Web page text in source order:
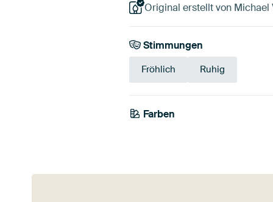
Original erstellt von Michael
Stimmungen
Fröhlich Ruhig
Farben
Mauve